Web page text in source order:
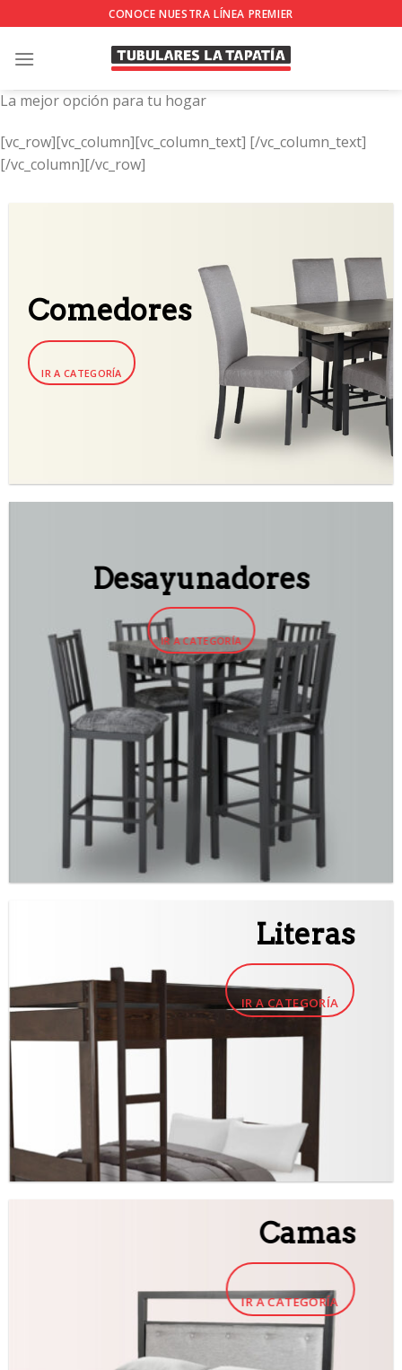
to
content
CONOCE NUESTRA LÍNEA PREMIER
La mejor opción para tu hogar
[vc_row][vc_column][vc_column_text] [/vc_column_text]
[/vc_column][/vc_row]
Comedores
IR A CATEGORÍA
Desayunadores
IR A CATEGORÍA
Literas
IR A CATEGORÍA
Camas
IR A CATEGORÍA